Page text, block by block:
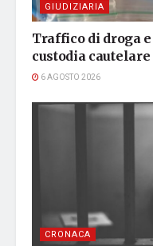
GIUDIZIARIA
Traffico di droga
custodia cautelare
6 AGOSTO 2026
CRONACA